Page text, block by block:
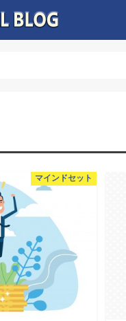
マインドセット